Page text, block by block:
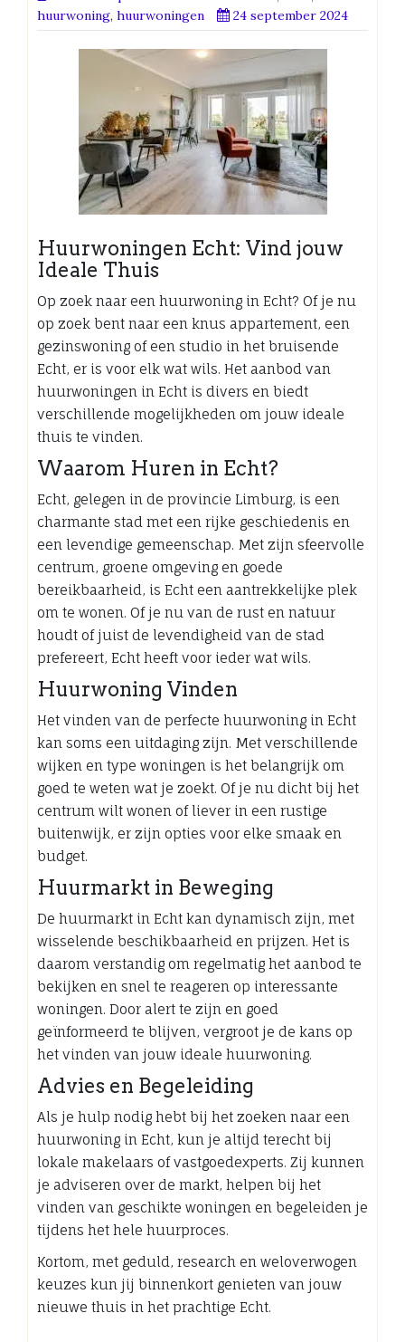
huurwoning, huurwoningen 24 september 2024
Huurwoningen Echt: Vind jouw
Ideale Thuis
Op zoek naar een huurwoning in Echt? Of je nu
op zoek bent naar een knus appartement, een
gezinswoning of een studio in het bruisende
Echt, er is voor elk wat wils. Het aanbod van
huurwoningen in Echt is divers en biedt
verschillende mogelijkheden om jouw ideale
thuis te vinden.
Waarom Huren in Echt?
Echt, gelegen in de provincie Limburg, is een
charmante stad met een rijke geschiedenis en
een levendige gemeenschap. Met zijn sfeervolle
centrum, groene omgeving en goede
bereikbaarheid, is Echt een aantrekkelijke plek
om te wonen. Of je nu van de rust en natuur
houdt of juist de levendigheid van de stad
prefereert, Echt heeft voor ieder wat wils.
Huurwoning Vinden
Het vinden van de perfecte huurwoning in Echt
kan soms een uitdaging zijn. Met verschillende
wijken en type woningen is het belangrijk om
goed te weten wat je zoekt. Of je nu dicht bij het
centrum wilt wonen of liever in een rustige
buitenwijk, er zijn opties voor elke smaak en
budget.
Huurmarkt in Beweging
De huurmarkt in Echt kan dynamisch zijn, met
wisselende beschikbaarheid en prijzen. Het is
daarom verstandig om regelmatig het aanbod te
bekijken en snel te reageren op interessante
woningen. Door alert te zijn en goed
geïnformeerd te blijven, vergroot je de kans op
het vinden van jouw ideale huurwoning.
Advies en Begeleiding
Als je hulp nodig hebt bij het zoeken naar een
huurwoning in Echt, kun je altijd terecht bij
lokale makelaars of vastgoedexperts. Zij kunnen
je adviseren over de markt, helpen bij het
vinden van geschikte woningen en begeleiden je
tijdens het hele huurproces.
Kortom, met geduld, research en weloverwogen
keuzes kun jij binnenkort genieten van jouw
nieuwe thuis in het prachtige Echt.